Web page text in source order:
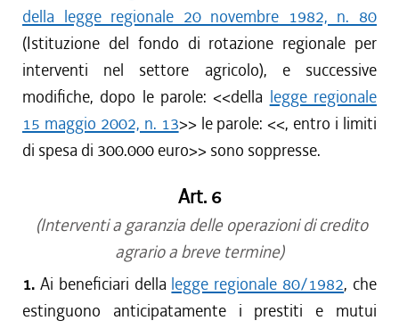
della legge regionale 20 novembre 1982, n. 80
(Istituzione del fondo di rotazione regionale per
interventi nel settore agricolo), e successive
modifiche, dopo le parole: <<della legge regionale
15 maggio 2002, n. 13>> le parole: <<, entro i limiti
di spesa di 300.000 euro>> sono soppresse.
Art. 6
(Interventi a garanzia delle operazioni di credito
agrario a breve termine)
1. Ai beneficiari della legge regionale 80/1982, che
estinguono anticipatamente i prestiti e mutui